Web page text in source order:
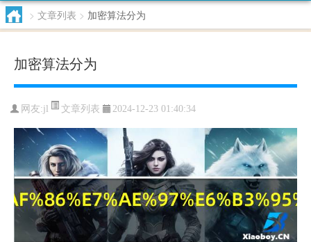
> 文章列表 > 加密算法分为
加密算法分为
网友:jl 文章列表 2024-12-23 01:40:34